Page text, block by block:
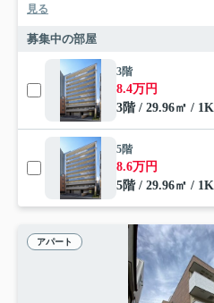
見る
募集中の部屋
3階
8.4万円
3階 / 29.96㎡ / 1K
5階
8.6万円
5階 / 29.96㎡ / 1K
アパート